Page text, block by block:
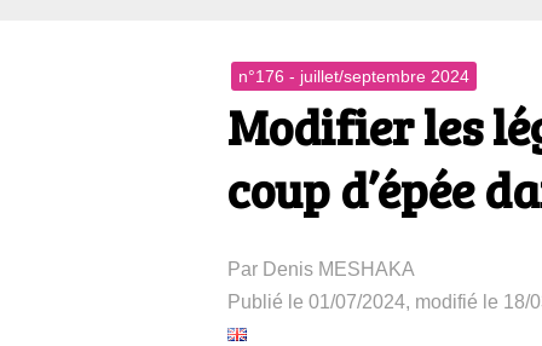
Le
n°176 - juillet/septembre 2024
Modifier les
coup d’épée
Par Denis MESHAKA
Publié le 01/07/2024, modifié le 18/